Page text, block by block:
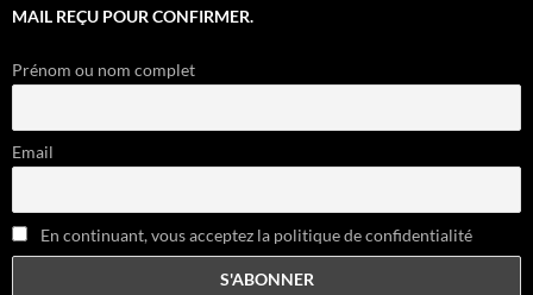
MAIL REÇU POUR CONFIRMER.
Prénom ou nom complet
Email
En continuant, vous acceptez la politique de confidentialité